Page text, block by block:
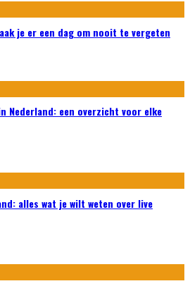
je er een dag om nooit te vergeten
Nederland: een overzicht voor elke
alles wat je wilt weten over live